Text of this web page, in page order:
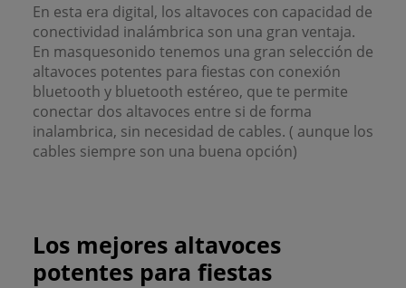
En esta era digital, los altavoces con capacidad de
conectividad inalámbrica son una gran ventaja.
En masquesonido tenemos una gran selección de
altavoces potentes para fiestas con conexión
bluetooth y bluetooth estéreo, que te permite
conectar dos altavoces entre si de forma
inalambrica, sin necesidad de cables. ( aunque los
cables siempre son una buena opción)
Los mejores altavoces
potentes para fiestas